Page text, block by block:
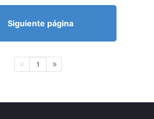
Siguiente página
1